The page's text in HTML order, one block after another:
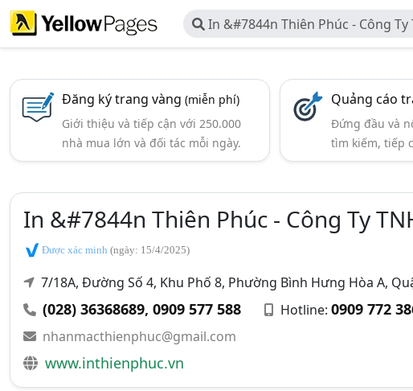
In &#7844n Thiên Phúc - Công Ty
Nhãn Mác Thiên Phúc
Đăng ký trang vàng (miễn phí)
Giới thiệu và tiếp cận với 250.000
nhà mua lớn và đối tác mỗi ngày.
Quảng cáo
Đứng đầu và
tìm kiếm, tiếp
In &#7844n Thiên Phúc - Công Ty
Được xác minh (ngày: 15/4/2025)
7/18A, Đường Số 4, Khu Phố 8, Phường Bình Hưng Hòa A,
(028) 36368689, 0909 577 588 Hotline: 0909 772
nhanmacthienphuc@gmail.com
www.inthienphuc.vn